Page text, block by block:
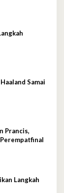
Samai
Prancis,
Langkah